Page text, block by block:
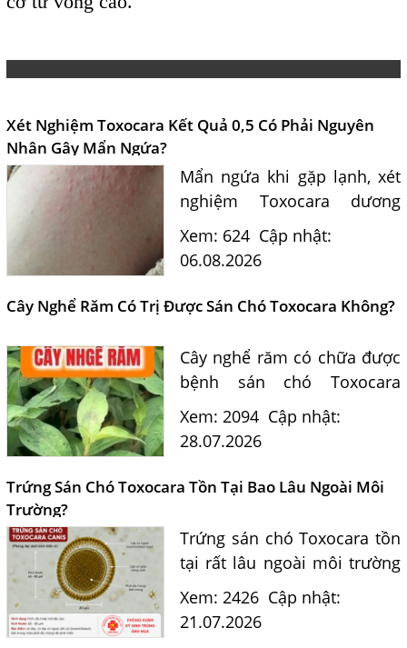
Xét Nghiệm Toxocara Kết Quả 0,5 Có Phải Nguyên
Nhân Gây Mẩn Ngứa?
Mẩn ngứa khi gặp lạnh, xét
nghiệm Toxocara dương
tính 0,5 có phải nguyên
nhân? Tiến sĩ Bác sĩ Nguyễn
điều trị và phòng ngừa sán...
Xem: 624 Cập nhật:
06.08.2026
Cây Nghể Răm Có Trị Được Sán Chó Toxocara Không?
Cây nghể răm có chữa được
bệnh sán chó Toxocara
không? Tiến sĩ Bác sĩ
Nguyễn Hằng Lan giải đáp
học và hướng dẫn điều trị
Xem: 2094 Cập nhật:
28.07.2026
Trứng Sán Chó Toxocara Tồn Tại Bao Lâu Ngoài Môi
Trường?
Trứng sán chó Toxocara tồn
tại rất lâu ngoài môi trường
và là nguồn lây nhiễm nguy
hiểm cho con người. Tiến sĩ
Xem: 2426 Cập nhật:
21.07.2026
Một Số Điều Cần Biết Về Ký Sinh Trùng Demodex Trên Da
Người
Nguyên Nhân Và Tác Hại Của Bệnh Giun Chỉ Bạch Huyết
Chẩn Đoán Và Điều Trị Bệnh Echinococcus